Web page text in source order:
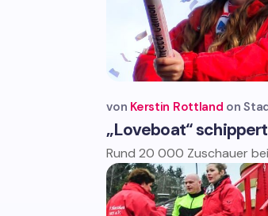
„Loveboat“
von Kerstin Rottland
Rund 20 000 Zuschauer